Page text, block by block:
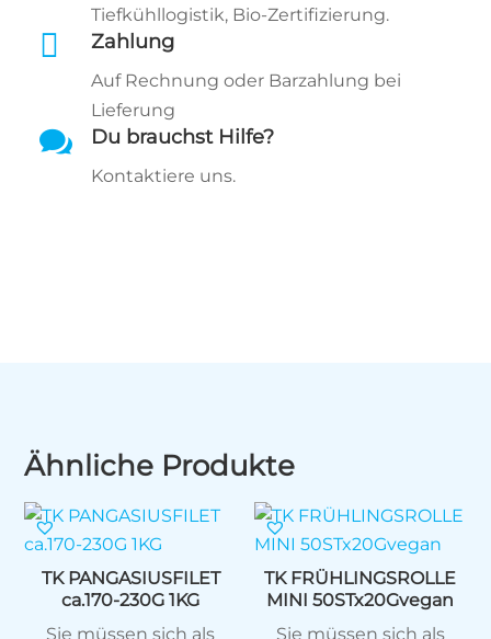
Tiefkühllogistik, Bio‑Zertifizierung.
 Zahlung
Auf Rechnung oder Barzahlung bei
Lieferung
 Du brauchst Hilfe?
Kontaktiere uns.
Ähnliche Produkte
TK PANGASIUSFILET
ca.170-230G 1KG
Sie müssen sich als
TK FRÜHLINGSROLLE
MINI 50STx20Gvegan
Sie müssen sich als